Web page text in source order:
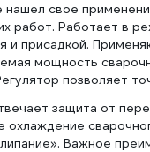
свое
работ. Работает в
присадкой.
мощность
позволяет
защита от
охлаждение
Важное